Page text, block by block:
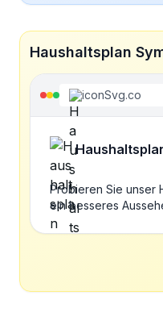
Haushaltsplan
iconSvg.co
Probieren Sie unser
ein besseres